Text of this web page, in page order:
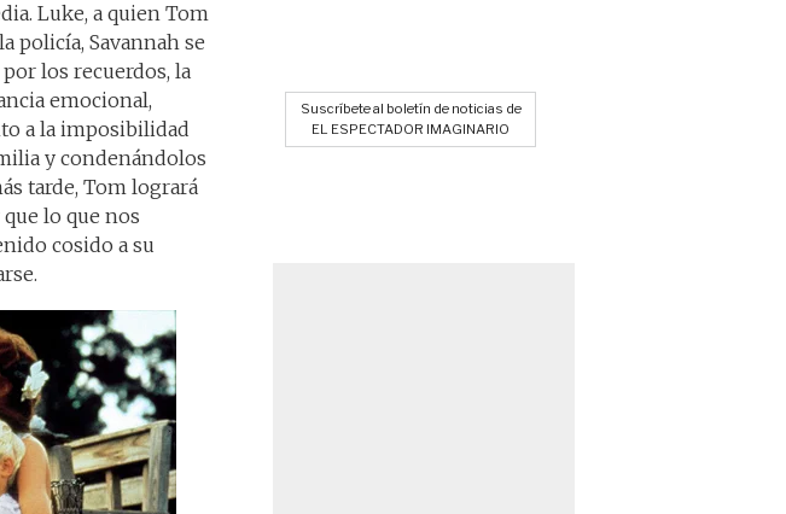
Luke, a quien Tom
policía, Savannah se
los recuerdos, la
emocional,
a la imposibilidad
y condenándolos
tarde, Tom logrará
lo que nos
cosido a su
Suscríbete al boletín de noticias de
EL ESPECTADOR IMAGINARIO